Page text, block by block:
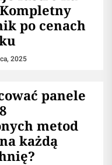
po cenach
2025
panele
metod
każdą